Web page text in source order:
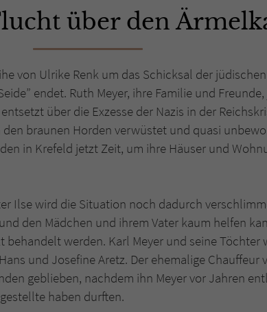
über den
von Ulrike Renk um das Schicksal der
endet. Ruth Meyer, ihre Familie und
über die Exzesse der Nazis in der
braunen Horden verwüstet und quasi
in Krefeld jetzt Zeit, um ihre Häuser und
Ilse wird die Situation noch dadurch
den Mädchen und ihrem Vater kaum helfen
behandelt werden. Karl Meyer und seine Töchter
und Josefine Aretz. Der ehemalige Chauffeur
geblieben, nachdem ihn Meyer vor Jahren
haben durften.
Name tx_pwcomments_ahash
Laufzeit 1 Jahr
Zweck Cookie für Kommentare
Anbieter Literatur-Couch Medien GmbH
Laufzeit
Zweck
Dieses Cookie gewährleistet
Webseite mit dem Benutzer. Es